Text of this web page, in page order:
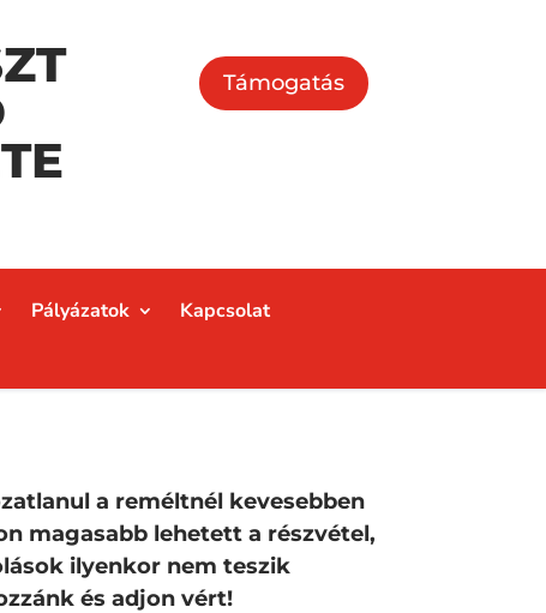
Támogatás
Pályázatok
Kapcsolat
a reméltnél kevesebben
magasabb lehetett a részvétel,
ilyenkor nem teszik
és adjon vért!